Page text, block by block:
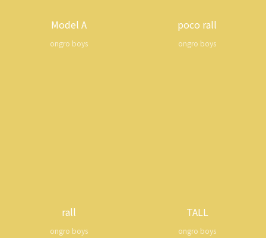
Model A
ongro boys
poco rall
ongro boys
rall
ongro boys
TALL
ongro boys